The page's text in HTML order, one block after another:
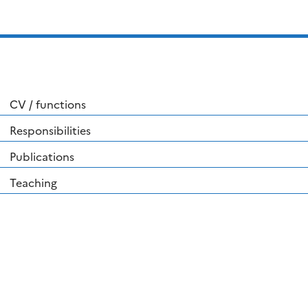
CV / functions
Responsibilities
Publications
Teaching